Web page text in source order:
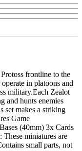
frontline to the
in platoons and
military.Each Zealot
and hunts enemies
set makes a striking
Game
(40mm) 3x Cards
miniatures are
small parts, not